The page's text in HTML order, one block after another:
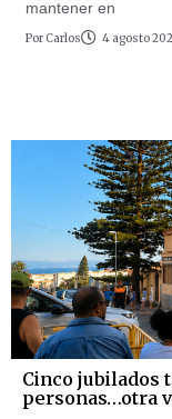
mantener en
Por Carlos 4 agosto
Cinco jubilados
personas…otra